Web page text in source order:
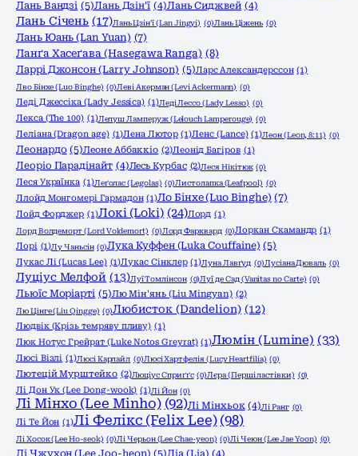
Лань Вандзі (5)Лань Дзін'ї (4)Лань Сиджвей (4)
Лань Січень (17)Лань Цзін'ї (Lan Jingyi) (0)Лань Ціжень (0)
Лань Юань (Lan Yuan) (7)
Ланґа Хасеґава (Hasegawa Ranga) (8)
Ларрі Джонсон (Larry Johnson) (5)Ларс Александерссон (1)
Лво Бінхе (Luo Binghe) (0)Леві Акерман (Levi Ackermann) (0)
Леді Джессіка (Lady Jessica) (1)Леді Лессо (Lady Lesso) (0)
Лекса (The 100) (1)Лелуш Ламперуж (Lelouch Lamperouge) (0)
Леліана (Dragon age) (1)Лена Лютор (1)Ленс (Lance) (1)Леон (Leon, 8:11) (0)
Леонардо (5)Леоне Аббаккіо (2)Леонід Багіров (1)
Леоріо Парадінайт (4)Лесь Курбас (2)Леся Нікітюк (0)
Леся Українка (1)Леґолас (Legolas) (0)Листолапка (Leafpool) (0)
Ллойд Монгомері Гармадон (1)Ло Бінхе (Luo Binghe) (7)
Лойд Форджер (1)Локі (Loki) (24)Лорд (1)
Лорд Волдеморт (Lord Voldemort) (0)Лорд Фарквард (0)Лоркан Скамандр (1)
Лорі (1)Лу Чаньсін (0)Лука Куффен (Luka Couffaine) (5)
Лукас Лі (Lucas Lee) (1)Лукас Сінклер (1)Луна Лавґуд (0)Лусіана Дюваль (0)
Луціус Мелфой (13)Луї Томлінсон (0)Луї де Сад (Vanitas no Carte) (0)
Льюїс Моріарті (5)Лю Мін'янь (Liu Mingyan) (2)
Лю Цінге (Liu Qingge) (0)Любисток (Dandelion) (12)
Людвік (Крізь темряву пливу) (1)
Люк Нотус Грейрат (Luke Notos Greyrat) (1)Люмін (Lumine) (33)
Люсі Візлі (1)Люсі Карлайл (0)Люсі Хартфелія (Lucy Heartfilia) (0)
Лютецій Мурштейко (2)Люціус Сприґґс (0)Лєра (Перші ластівки) (0)
Лі Дон Ук (Lee Dong-wook) (1)Лі Йон (0)
Лі Мінхо (Lee Minho) (92)Лі Мінхьок (4)Лі Ранг (0)
Лі Те Йон (1)Лі Фелікс (Felix Lee) (98)
Лі Хосок (Lee Ho-seok) (0)Лі Черьон (Lee Chae-yeon) (0)Лі Чеюн (Lee Jae Yoon) (0)
Лі Чжухон (Lee Joo-heon) (5)Ліа (Lia) (4)